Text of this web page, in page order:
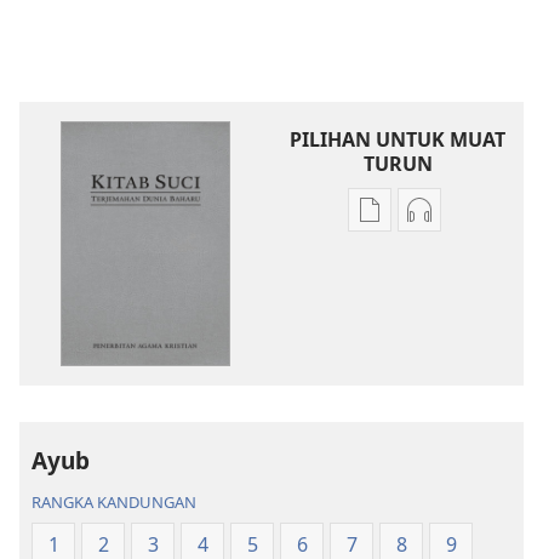
PILIHAN UNTUK MUAT
TURUN
PilihanPilihan
Ayub
RANGKA KANDUNGAN
1 2 3 4 5 6 7 8
9